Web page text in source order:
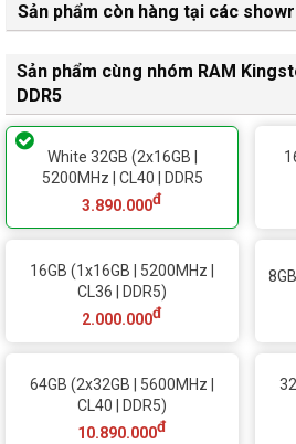
Sản phẩm còn hàng tại các
Sản phẩm cùng nhóm RAM
DDR5
White 32GB (2x16GB |
5200MHz | CL40 | DDR5
3.890.000đ
16GB (1x16GB | 5200MHz |
CL36 | DDR5)
2.000.000đ
64GB (2x32GB | 5600MHz |
CL40 | DDR5)
10.890.000đ